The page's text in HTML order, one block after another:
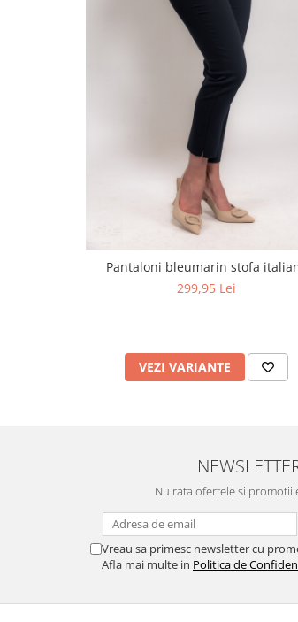
Pantaloni bleumarin stofa
299,95 Lei
VEZI VARIANTE
Nu rata ofertele si
Vreau sa primesc newsletter cu
Afla mai multe in Politica de